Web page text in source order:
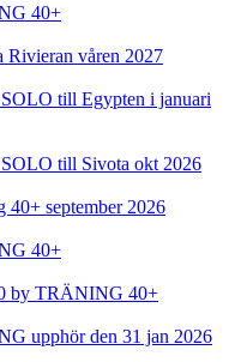
40+
Rivieran våren 2027
till Egypten i januari
till Sivota okt 2026
40+ september 2026
40+
by TRÄNING 40+
upphör den 31 jan 2026